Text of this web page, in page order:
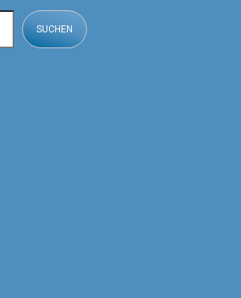
SUCHEN